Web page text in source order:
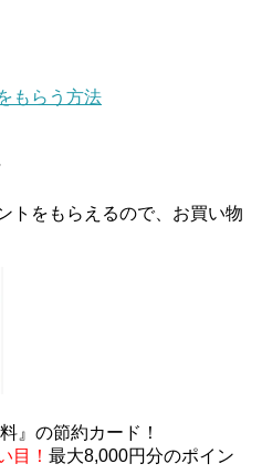
不可の原因はコレでした。
換できる「えらべるギフト」がフ
ストップで登場！WAON1%還
Pay追加時のナビダイヤル
法
のデビットカードPoint＋で最大
ンクデビットとどっちが良い？
の点字っている？デメリット3
もらう方法
トをもらえるので、お買い物
』の節約カード！
目！ 最大8,000円分のポイン